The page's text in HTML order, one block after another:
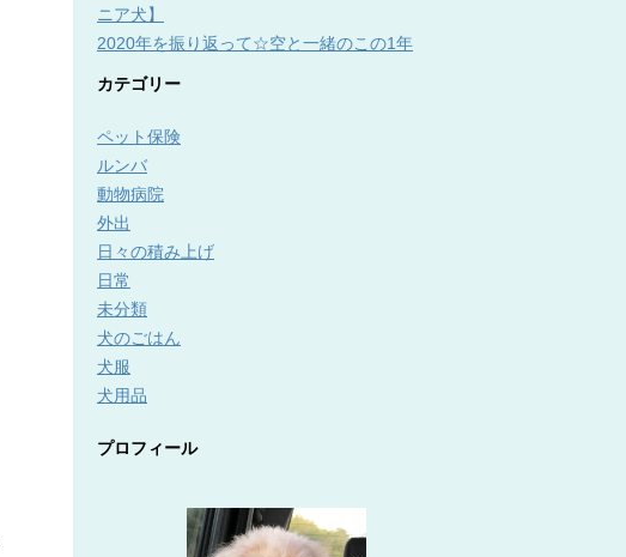
ニア犬】
2020年を振り返って☆空と一緒のこの1年
カテゴリー
ペット保険
ルンバ
動物病院
外出
日々の積み上げ
日常
未分類
犬のごはん
犬服
犬用品
プロフィール